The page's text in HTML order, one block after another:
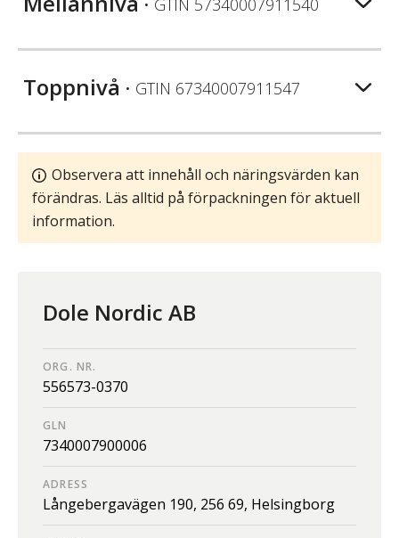
• GTIN 57340007911540
Toppnivå • GTIN 67340007911547
Observera att innehåll och näringsvärden kan
förändras. Läs alltid på förpackningen för aktuell
information.
Dole Nordic AB
ORG. NR.
556573-0370
GLN
7340007900006
ADRESS
Långebergavägen 190, 256 69, Helsingborg